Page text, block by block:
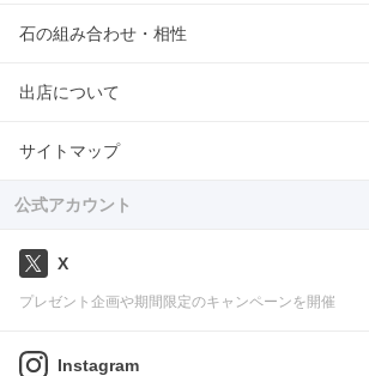
石の組み合わせ・相性
出店について
サイトマップ
公式アカウント
X
プレゼント企画や期間限定のキャンペーンを開催
Instagram